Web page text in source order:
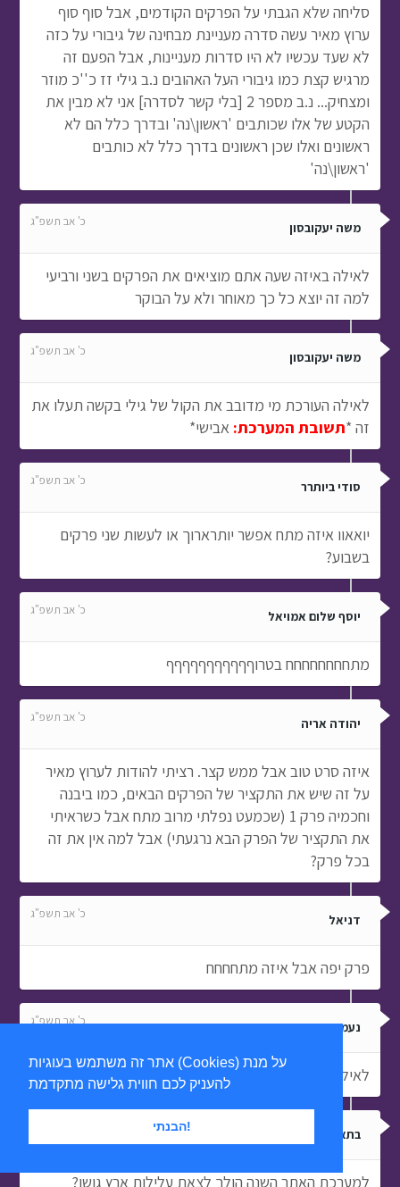
אתר זה משתמש בעוגיות (Cookies) על מנת
הבנתי!
סליחה שלא הגבתי על הפרקים הקודמים, אבל סוף סוף
ערוץ מאיר עשה סדרה מעניינת מבחינה של גיבורי על כזה
לא שעד עכשיו לא היו סדרות מעניינות, אבל הפעם זה
מרגיש קצת כמו גיבורי העל האהובים נ.ב גילי זז כ''כ מוזר
ומצחיק... נ.ב מספר 2 [בלי קשר לסדרה] אני לא מבין את
הקטע של אלו שכותבים 'ראשון\נה' ובדרך כלל הם לא
ראשונים ואלו שכן ראשונים בדרך כלל לא כותבים
'ראשון\נה'
משה יעקובסון כ' אב תשפ"ג
לאילה באיזה שעה אתם מוציאים את הפרקים בשני ורביעי
למה זה יוצא כל כך מאוחר ולא על הבוקר
משה יעקובסון כ' אב תשפ"ג
לאילה העורכת מי מדובב את הקול של גילי בקשה תעלו את
זה *תשובת המערכת: אבישי*
סודי ביותרר כ' אב תשפ"ג
יואאוו איזה מתח אפשר יותרארוך או לעשות שני פרקים
בשבוע?
יוסף שלום אמויאל כ' אב תשפ"ג
מתחחחחחחחח בטרוףףףףףףףףףףף
יהודה אריה כ' אב תשפ"ג
איזה סרט טוב אבל ממש קצר. רציתי להודות לערוץ מאיר
על זה שיש את התקציר של הפרקים הבאים, כמו ביבנה
וחכמיה פרק 1 (שכמעט נפלתי מרוב מתח אבל כשראיתי
את התקציר של הפרק הבא נרגעתי) אבל למה אין את זה
בכל פרק?
דניאל כ' אב תשפ"ג
פרק יפה אבל איזה מתחחחח
נעמי כ' אב תשפ"ג
לאילה מתי יוצא אסי וטוביה
בתאל....
למערכת האתר השנה הולך לצאת עלילות ארץ גושן?